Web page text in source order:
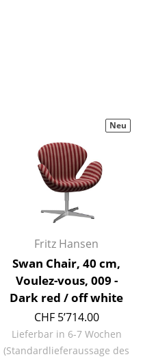
Fritz Hansen
Swan Chair, 40 cm,
Voulez-vous, 009 -
Dark red / off white
CHF 5’714.00
Lieferbar in 6-7 Wochen
(Standardlieferaussage des
Neu